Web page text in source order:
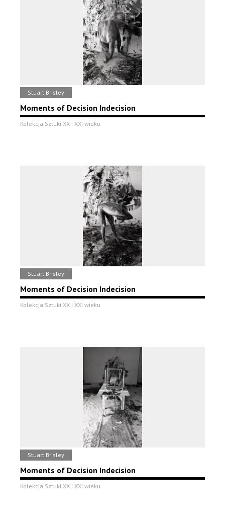
Stuart Brisley
Moments of Decision Indecision
Kolekcja Sztuki XX i XXI wieku
Stuart Brisley
Moments of Decision Indecision
Kolekcja Sztuki XX i XXI wieku
Stuart Brisley
Moments of Decision Indecision
Kolekcja Sztuki XX i XXI wieku